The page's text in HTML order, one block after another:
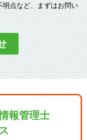
点など、まずはお問い
報管理士